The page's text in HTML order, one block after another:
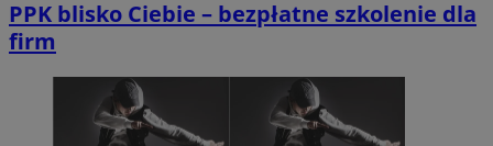
PPK blisko Ciebie – bezpłatne szkolenie dla
firm